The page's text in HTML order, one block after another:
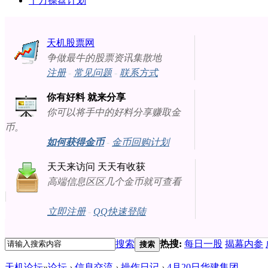
天机股票网
争做最牛的股票资讯集散地
注册- 常见问题- 联系方式
你有好料 就来分享
你可以将手中的好料分享赚取金
币。
如何获得金币- 金币回购计划
天天来访问 天天有收获
高端信息区区几个金币就可查看
立即注册- QQ快速登陆
搜索 搜索 热搜: 每日一股 揭幕内参